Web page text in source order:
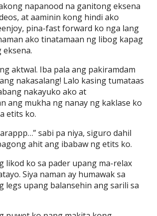
napanood na ganitong eksena
at aaminin kong hindi ako
pina-fast forward ko nga lang
ako tinatamaan ng libog kapag
aktwal. Iba pala ang pakiramdam
nakasalang! Lalo kasing tumataas
nakayuko ako at
ang mukha ng nanay ng kaklase ko
etits ko.
sabi pa niya, siguro dahil
ahit ang ibabaw ng etits ko.
likod ko sa pader upang ma-relax
Siya naman ay humawak sa
legs upang balansehin ang sarili sa